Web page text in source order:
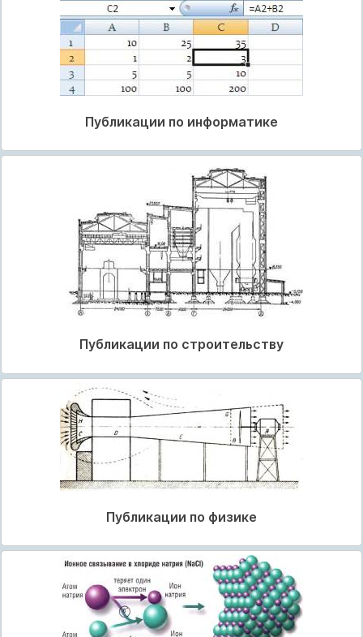
Публикации по информатике
Публикации по строительству
Публикации по физике